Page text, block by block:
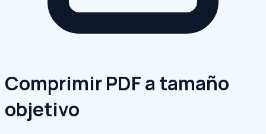
Comprimir PDF a tamaño
objetivo